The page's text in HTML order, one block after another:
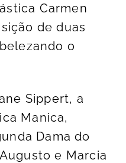
Carmen
de duas
o
Sippert, a
Manica,
Dama do
e Marcia